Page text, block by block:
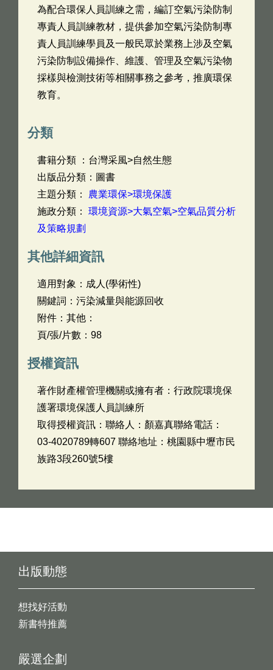
為配合環保人員訓練之需，編訂空氣污染防制
專責人員訓練教材，提供參加空氣污染防制專
責人員訓練學員及一般民眾於業務上涉及空氣
污染防制設備操作、維護、管理及空氣污染物
採樣與檢測技術等相關事務之參考，推廣環保
教育。
分類
書籍分類 ：台灣采風>自然生態
出版品分類：圖書
主題分類： 農業環保>環境保護
施政分類： 環境資源>大氣空氣>空氣品質分析
及策略規劃
其他詳細資訊
適用對象：成人(學術性)
關鍵詞：污染減量與能源回收
附件：其他：
頁/張/片數：98
授權資訊
著作財產權管理機關或擁有者：行政院環境保
護署環境保護人員訓練所
取得授權資訊：聯絡人：顏嘉真聯絡電話：
03-4020789轉607 聯絡地址：桃園縣中壢市民
族路3段260號5樓
出版動態
想找好活動
新書特推薦
嚴選企劃